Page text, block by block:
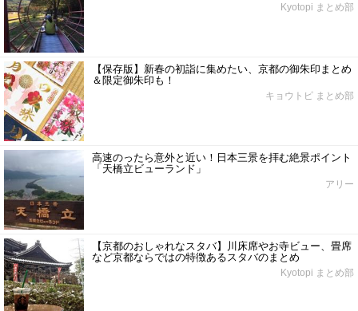
Kyotopi まとめ部
【保存版】新春の初詣に集めたい、京都の御朱印まとめ
＆限定御朱印も！
キョウトピ まとめ部
高速のったら意外と近い！日本三景を拝む絶景ポイント
「天橋立ビューランド」
アリー
【京都のおしゃれなスタバ】川床席やお寺ビュー、畳席
など京都ならではの特徴あるスタバのまとめ
Kyotopi まとめ部